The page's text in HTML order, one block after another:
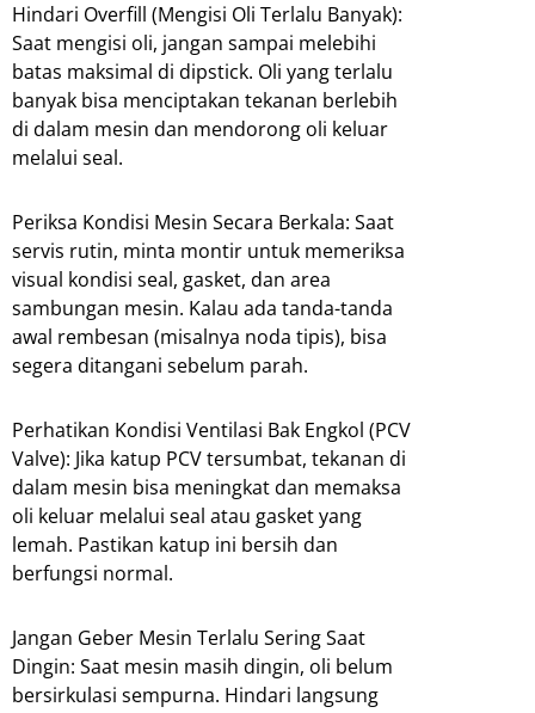
Hindari Overfill (Mengisi Oli Terlalu Banyak):
Saat mengisi oli, jangan sampai melebihi
batas maksimal di dipstick. Oli yang terlalu
banyak bisa menciptakan tekanan berlebih
di dalam mesin dan mendorong oli keluar
melalui seal.
Periksa Kondisi Mesin Secara Berkala: Saat
servis rutin, minta montir untuk memeriksa
visual kondisi seal, gasket, dan area
sambungan mesin. Kalau ada tanda-tanda
awal rembesan (misalnya noda tipis), bisa
segera ditangani sebelum parah.
Perhatikan Kondisi Ventilasi Bak Engkol (PCV
Valve): Jika katup PCV tersumbat, tekanan di
dalam mesin bisa meningkat dan memaksa
oli keluar melalui seal atau gasket yang
lemah. Pastikan katup ini bersih dan
berfungsi normal.
Jangan Geber Mesin Terlalu Sering Saat
Dingin: Saat mesin masih dingin, oli belum
bersirkulasi sempurna. Hindari langsung